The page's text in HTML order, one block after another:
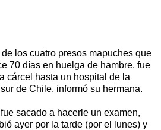
los cuatro presos mapuches que
70 días en huelga de hambre, fue
cárcel hasta un hospital de la
de Chile, informó su hermana.
sacado a hacerle un examen,
ayer por la tarde (por el lunes) y